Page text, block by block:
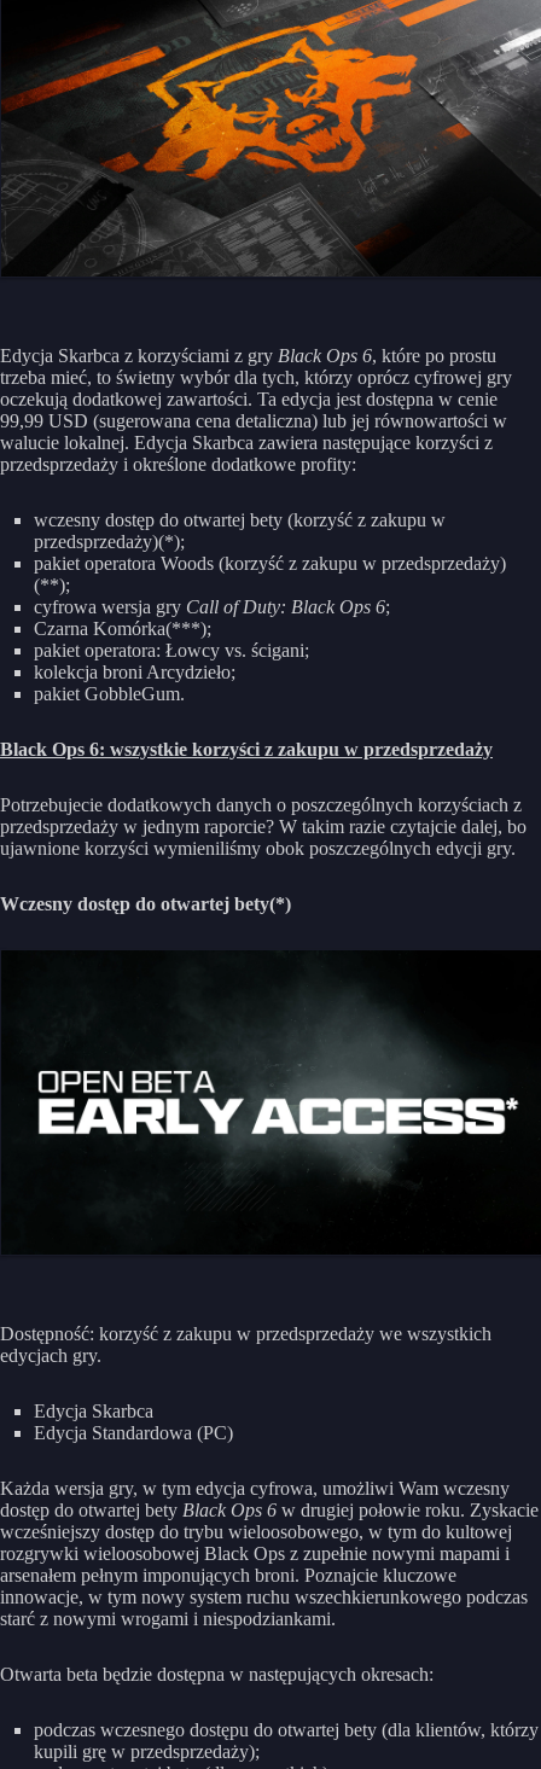
Edycja Skarbca z korzyściami z gry Black Ops 6, które po prostu
trzeba mieć, to świetny wybór dla tych, którzy oprócz cyfrowej gry
oczekują dodatkowej zawartości. Ta edycja jest dostępna w cenie
99,99 USD (sugerowana cena detaliczna) lub jej równowartości w
walucie lokalnej. Edycja Skarbca zawiera następujące korzyści z
przedsprzedaży i określone dodatkowe profity:
wczesny dostęp do otwartej bety (korzyść z zakupu w
przedsprzedaży)(*);
pakiet operatora Woods (korzyść z zakupu w przedsprzedaży)
(**);
cyfrowa wersja gry Call of Duty: Black Ops 6;
Czarna Komórka(***);
pakiet operatora: Łowcy vs. ścigani;
kolekcja broni Arcydzieło;
pakiet GobbleGum.
Black Ops 6: wszystkie korzyści z zakupu w przedsprzedaży
Potrzebujecie dodatkowych danych o poszczególnych korzyściach z
przedsprzedaży w jednym raporcie? W takim razie czytajcie dalej, bo
ujawnione korzyści wymieniliśmy obok poszczególnych edycji gry.
Wczesny dostęp do otwartej bety(*)
Dostępność: korzyść z zakupu w przedsprzedaży we wszystkich
edycjach gry.
Edycja Skarbca
Edycja Standardowa (PC)
Każda wersja gry, w tym edycja cyfrowa, umożliwi Wam wczesny
dostęp do otwartej bety Black Ops 6 w drugiej połowie roku. Zyskacie
wcześniejszy dostęp do trybu wieloosobowego, w tym do kultowej
rozgrywki wieloosobowej Black Ops z zupełnie nowymi mapami i
arsenałem pełnym imponujących broni. Poznajcie kluczowe
innowacje, w tym nowy system ruchu wszechkierunkowego podczas
starć z nowymi wrogami i niespodziankami.
Otwarta beta będzie dostępna w następujących okresach:
podczas wczesnego dostępu do otwartej bety (dla klientów, którzy
kupili grę w przedsprzedaży);